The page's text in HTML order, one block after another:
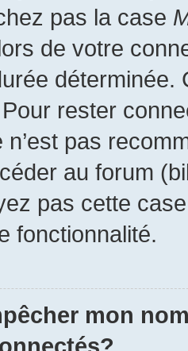
pas la case
de votre
déterminée.
rester
n’est pas
au forum
pas cette
fonctionnalité.
mon